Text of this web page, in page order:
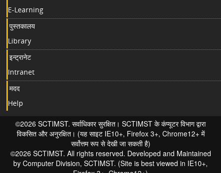
E-Learning
पुस्तकालय
Library
इन्ट्रानेट
Intranet
मदद
Help
©2026 SCTIMST. सर्वाधिकार सुरक्षित। SCTIMST के कंप्यूटर विभाग द्वारा
विकसित और अनुरक्षित। (यह साइट IE10+, Firefox 3+, Chrome12+ में
सर्वोत्तम रूप से देखी जा सकती है)
©2026 SCTIMST. All rights reserved. Developed and Maintained
by Computer Division, SCTIMST. (Site is best viewed in IE10+,